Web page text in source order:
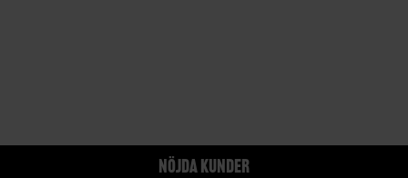
NÖJDA KUNDER